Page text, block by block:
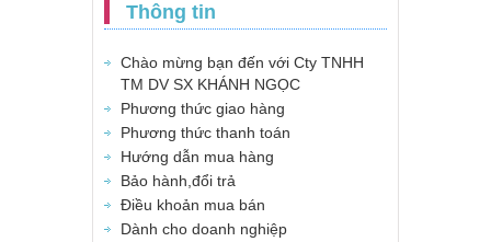
Thông tin
Chào mừng bạn đến với Cty TNHH
TM DV SX KHÁNH NGỌC
Phương thức giao hàng
Phương thức thanh toán
Hướng dẫn mua hàng
Bảo hành,đổi trả
Điều khoản mua bán
Dành cho doanh nghiệp